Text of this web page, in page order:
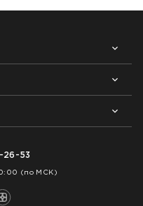
26-53
(по МСК)